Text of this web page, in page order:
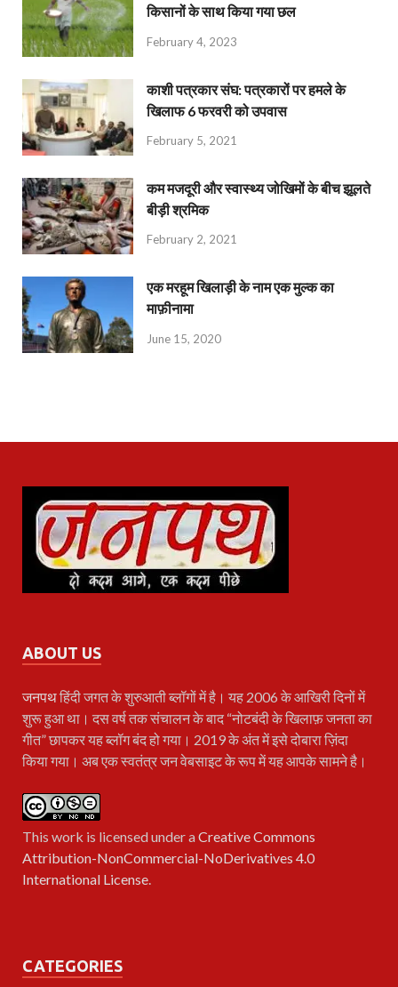
किसानों के साथ किया गया छल
February 4, 2023
काशी पत्रकार संघ: पत्रकारों पर हमले के
खिलाफ 6 फरवरी को उपवास
February 5, 2021
कम मजदूरी और स्वास्थ्य जोखिमों के बीच झूलते
बीड़ी श्रमिक
February 2, 2021
एक मरहूम खिलाड़ी के नाम एक मुल्क का
माफ़ीनामा
June 15, 2020
ABOUT US
जनपथहिंदी जगत के शुरुआती ब्लॉगों में है। यह 2006 के आखिरी दिनों में
शुरू हुआ था। दस वर्ष तक संचालन के बाद “नोटबंदी के खिलाफ़ जनता का
गीत” छापकर यह ब्लॉग बंद हो गया। 2019 के अंत में इसे दोबारा ज़िंदा
किया गया। अब एक स्वतंत्र जन वेबसाइट के रूप में यह आपके सामने है।
This work is licensed under aCreative Commons
Attribution-NonCommercial-NoDerivatives 4.0
International License.
CATEGORIES